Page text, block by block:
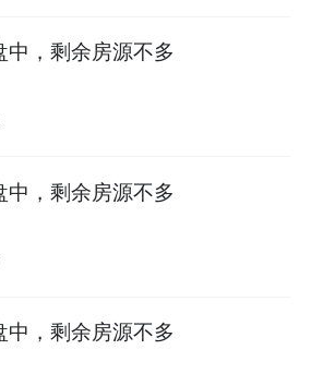
中，剩余房源不多
中，剩余房源不多
中，剩余房源不多